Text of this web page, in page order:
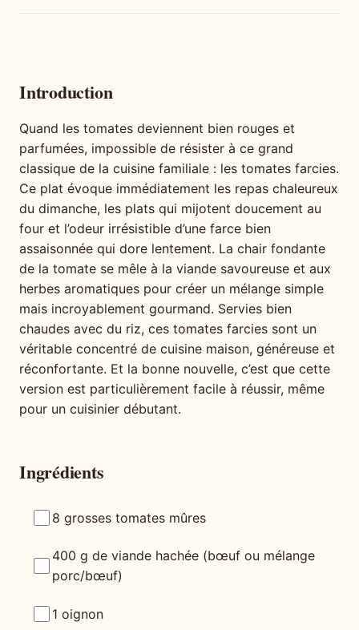
Introduction
Quand les tomates deviennent bien rouges et
parfumées, impossible de résister à ce grand
classique de la cuisine familiale : les tomates farcies.
Ce plat évoque immédiatement les repas chaleureux
du dimanche, les plats qui mijotent doucement au
four et l’odeur irrésistible d’une farce bien
assaisonnée qui dore lentement. La chair fondante
de la tomate se mêle à la viande savoureuse et aux
herbes aromatiques pour créer un mélange simple
mais incroyablement gourmand. Servies bien
chaudes avec du riz, ces tomates farcies sont un
véritable concentré de cuisine maison, généreuse et
réconfortante. Et la bonne nouvelle, c’est que cette
version est particulièrement facile à réussir, même
pour un cuisinier débutant.
Ingrédients
8 grosses tomates mûres
400 g de viande hachée (bœuf ou mélange
porc/bœuf)
1 oignon